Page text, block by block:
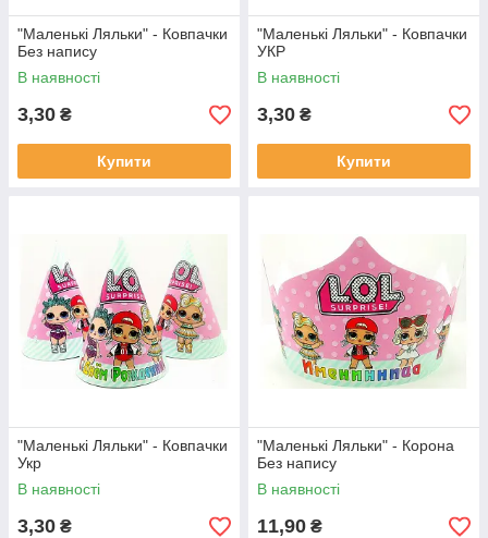
"Маленькі Ляльки" - Ковпачки
Без напису
В наявності
3,30 ₴
Купити
"Маленькі Ляльки" - Ковпачки
УКР
В наявності
3,30 ₴
Купити
"Маленькі Ляльки" - Ковпачки
Укр
В наявності
3,30 ₴
"Маленькі Ляльки" - Корона
Без напису
В наявності
11,90 ₴